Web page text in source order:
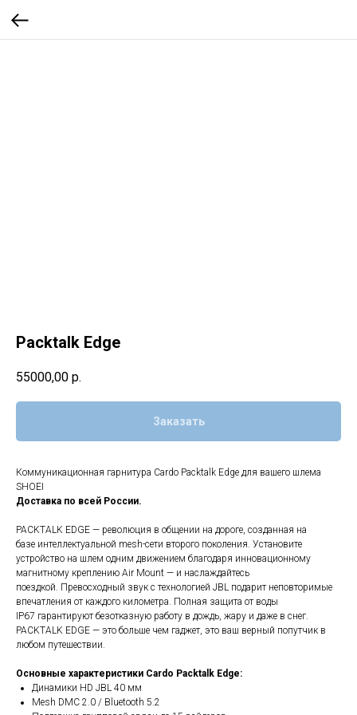
Packtalk Edge
55000,00 р.
Заказать
Коммуникационная гарнитура Cardo Packtalk Edge для вашего шлема
SHOEI
Доставка по всей России.
PACKTALK EDGE — революция в общении на дороге, созданная на
базе интеллектуальной mesh-сети второго поколения. Установите
устройство на шлем одним движением благодаря инновационному
магнитному креплению Air Mount — и наслаждайтесь
поездкой. Превосходный звук с технологией JBL подарит неповторимые
впечатления от каждого километра. Полная защита от воды
IP67 гарантируют безотказную работу в дождь, жару и даже в снег.
PACKTALK EDGE — это больше чем гаджет, это ваш верный попутчик в
любом путешествии.
Основные характеристики Cardo Packtalk Edge:
Динамики HD JBL 40 мм
Mesh DMC 2.0 / Bluetooth 5.2